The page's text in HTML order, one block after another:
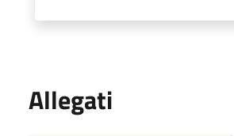
Allegati